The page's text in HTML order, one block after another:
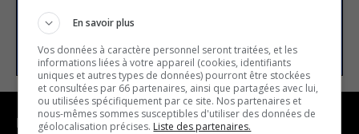
NAVIGATION
En savoir plus
Vos données à caractère personnel seront traitées, et les
informations liées à votre appareil (cookies, identifiants
uniques et autres types de données) pourront être stockées
et consultées par 66 partenaires, ainsi que partagées avec lui,
ou utilisées spécifiquement par ce site. Nos partenaires et
nous-mêmes sommes susceptibles d'utiliser des données de
géolocalisation précises. Liste des partenaires.